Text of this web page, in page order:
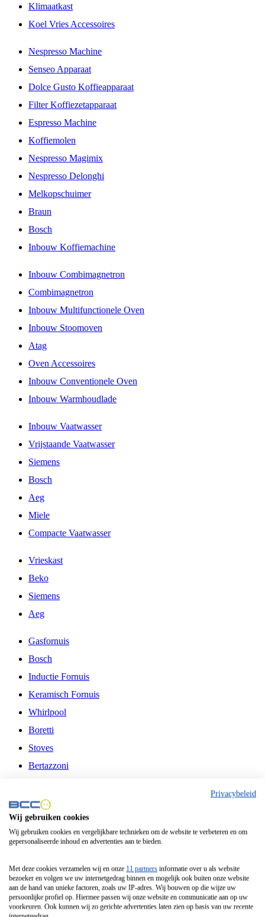
Klimaatkast
Koel Vries Accessoires
Nespresso Machine
Senseo Apparaat
Dolce Gusto Koffieapparaat
Filter Koffiezetapparaat
Espresso Machine
Koffiemolen
Nespresso Magimix
Nespresso Delonghi
Melkopschuimer
Braun
Bosch
Inbouw Koffiemachine
Inbouw Combimagnetron
Combimagnetron
Inbouw Multifunctionele Oven
Inbouw Stoomoven
Atag
Oven Accessoires
Inbouw Conventionele Oven
Inbouw Warmhoudlade
Inbouw Vaatwasser
Vrijstaande Vaatwasser
Siemens
Bosch
Aeg
Miele
Compacte Vaatwasser
Vrieskast
Beko
Siemens
Aeg
Gasfornuis
Bosch
Inductie Fornuis
Keramisch Fornuis
Whirlpool
Boretti
Stoves
Bertazzoni
Fitelli
Airfryer
Frituurpan
Contactgrill
Broodbakmachine
Broodrooster
Privacybeleid
Wij gebruiken cookies
Wij gebruiken cookies en vergelijkbare technieken om de website te verbeteren en om
gepersonaliseerde inhoud en advertenties aan te bieden.
Met deze cookies verzamelen wij en onze 11 partners informatie over u als website
bezoeker en volgen we uw internetgedrag binnen en mogelijk ook buiten onze website
aan de hand van unieke factoren, zoals uw IP-adres. Wij bouwen op die wijze uw
persoonlijke profiel op. Hiermee passen wij onze website en communicatie aan op uw
voorkeuren. Ook kunnen wij zo gerichte advertenties laten zien op basis van uw recente